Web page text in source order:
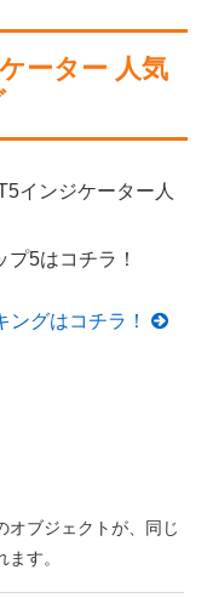
ーター 人気
インジケーター人
5はコチラ！
ングはコチラ！
オブジェクトが、同じ
す。